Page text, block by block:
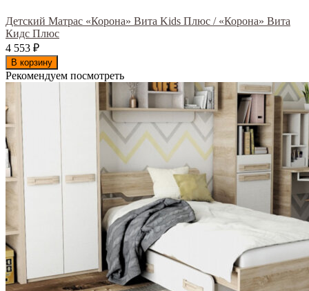
Детский Матрас «Корона» Вита Kids Плюс / «Корона» Вита
Кидс Плюс
4 553 ₽
В корзину
Рекомендуем посмотреть